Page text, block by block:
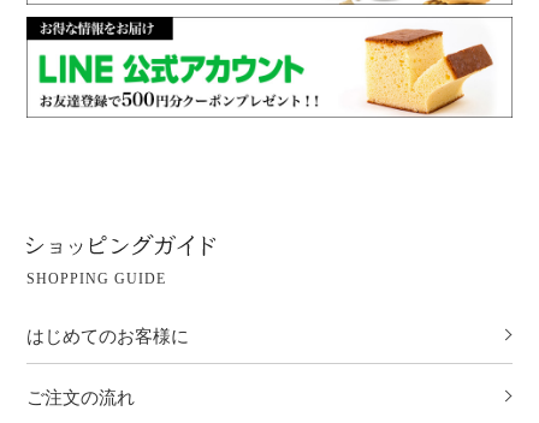
SHOPPING GUIDE
はじめてのお客様に
ご注文の流れ